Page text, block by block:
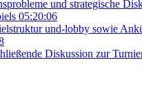
und strategische
05:20:06
und-lobby sowie
Diskussion zur